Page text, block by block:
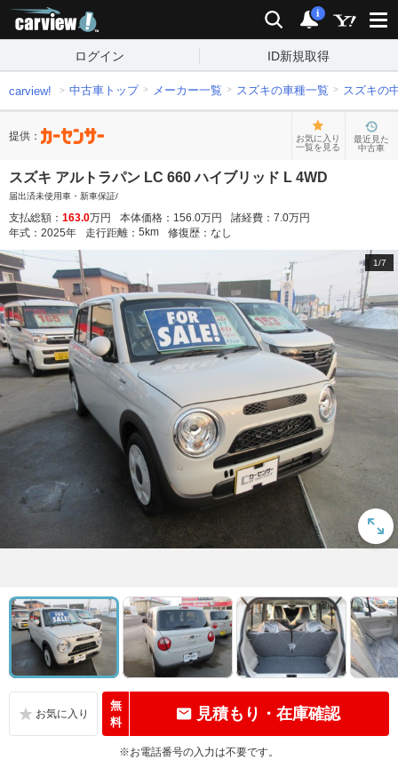
検索 通知
i
ログイン ID新規取得
carview! 中古車トップ メーカー一覧 スズキの車種一覧 スズキの
提供：
お気に入り
一覧を見る
最近見た
中古車
スズキ アルトラパン LC 660 ハイブリッド L 4WD
届出済未使用車・新車保証/
支払総額： 163.0万円 本体価格： 156.0万円 諸経費： 7.0万円
年式： 2025年 走行距離： 5 km 修復歴： なし
1/7
無
料
見積もり・在庫確認
※お電話番号の入力は不要です。